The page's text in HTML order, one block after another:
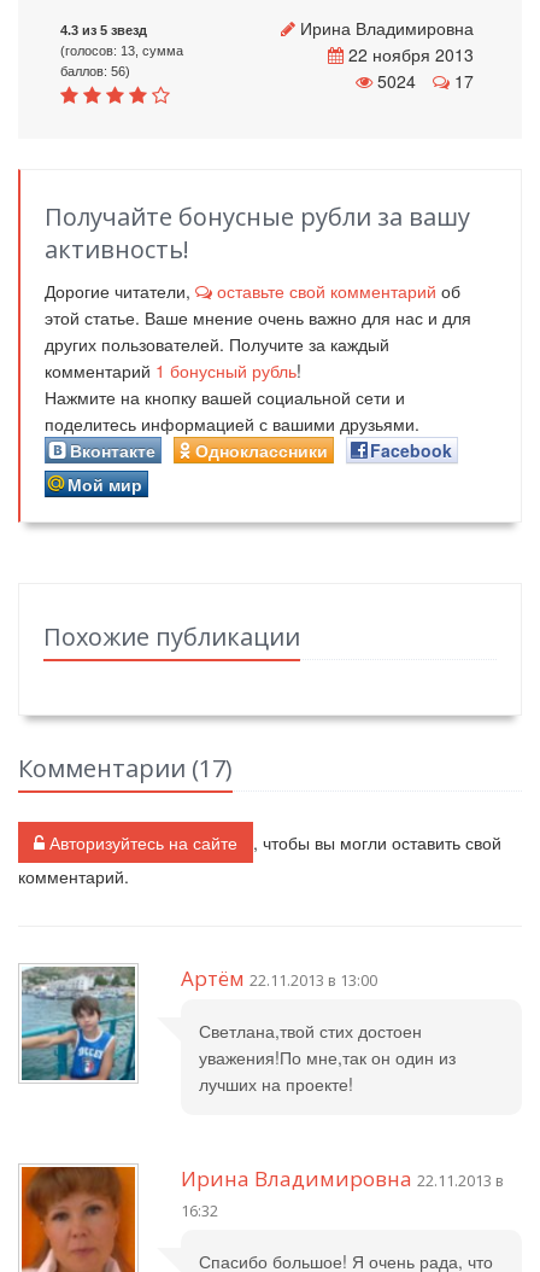
4.3 из 5 звезд
(голосов: 13, сумма
баллов: 56)
Ирина Владимировна
22 ноября 2013
5024
17
Получайте бонусные рубли за вашу
активность!
Дорогие читатели, оставьте свой комментарий об
этой статье. Ваше мнение очень важно для нас и для
других пользователей. Получите за каждый
комментарий 1 бонусный рубль!
Нажмите на кнопку вашей социальной сети и
поделитесь информацией с вашими друзьями.
Вконтакте
Одноклассники
Facebook
Мой мир
Похожие публикации
Комментарии (17)
Авторизуйтесь на сайте
, чтобы вы могли оставить свой
комментарий.
Артём 22.11.2013 в 13:00
Светлана,твой стих достоен
уважения!По мне,так он один из
лучших на проекте!
Ирина Владимировна 22.11.2013 в
16:32
Спасибо большое! Я очень рада, что